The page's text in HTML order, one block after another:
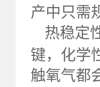
产中只需
热稳定
键，化学
触氧气都